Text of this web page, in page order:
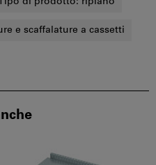
e scaffalature a cassetti